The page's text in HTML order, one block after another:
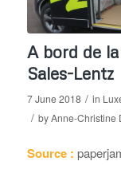
A bord de
Sales-Lentz
7 June 2018 / in
/ byAnne-Christine
Source :